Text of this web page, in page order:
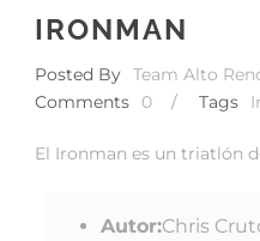
IRONMAN
Posted By Team Alto
Comments
0 / Tags
El Ironman es un triatlón
Autor:Chris